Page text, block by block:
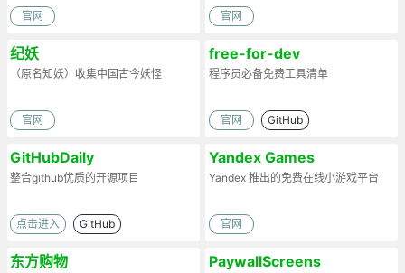
官网 官网
纪妖
（原名知妖）收集中国古今妖怪
官网
free-for-dev
程序员必备免费工具清单
官网 GitHub
GitHubDaily
整合github优质的开源项目
点击进入 GitHub
Yandex Games
Yandex 推出的免费在线小游戏平台
官网
东方购物 PaywallScreens